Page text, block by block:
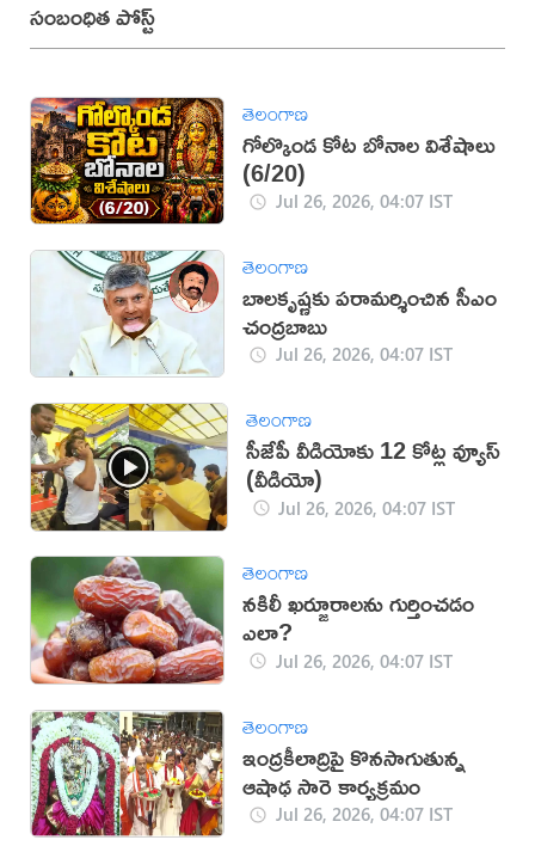
సంబంధిత పోస్ట్
తెలంగాణ
గోల్కొండ కోట బోనాల విశేషాలు
(6/20)
Jul 26, 2026, 04:07 IST
తెలంగాణ
బాలకృష్ణకు పరామర్శించిన సీఎం
చంద్రబాబు
Jul 26, 2026, 04:07 IST
తెలంగాణ
సీజేపీ వీడియోకు 12 కోట్ల వ్యూస్
(వీడియో)
Jul 26, 2026, 04:07 IST
తెలంగాణ
నకిలీ ఖర్జూరాలను గుర్తించడం
ఎలా?
Jul 26, 2026, 04:07 IST
తెలంగాణ
ఇంద్రకీలాద్రిపై కొనసాగుతున్న
ఆషాఢ సారె కార్యక్రమం
Jul 26, 2026, 04:07 IST